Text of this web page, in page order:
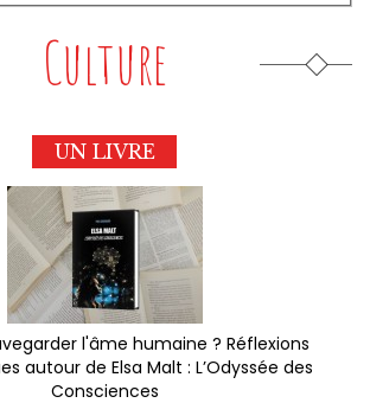
Culture
UN LIVRE
l'âme humaine ? Réflexions
autour de Elsa Malt : L’Odyssée des
Consciences